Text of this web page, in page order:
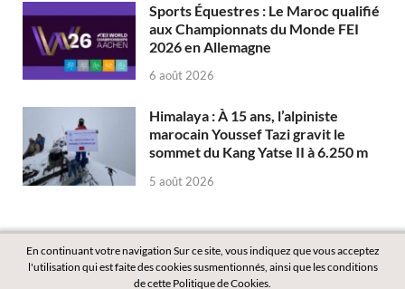
Sports Équestres : Le Maroc qualifié
aux Championnats du Monde FEI
2026 en Allemagne
6 août 2026
Himalaya : À 15 ans, l’alpiniste
marocain Youssef Tazi gravit le
sommet du Kang Yatse II à 6.250 m
5 août 2026
En continuant votre navigation Sur ce site, vous indiquez que vous acceptez
l'utilisation qui est faite des cookies susmentionnés, ainsi que les conditions
de cette Politique de Cookies.